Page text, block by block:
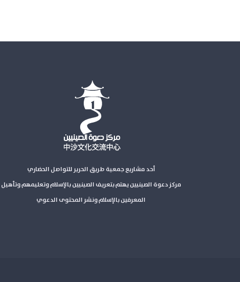
أحد مشاريع جمعية طريق الحرير للتواصل الحضاري
مركز دعوة الصينيين يهتم بتعريف الصينيين بالإسلام وتعليمهم وتأهيل
المعرفين بالإسلام ونشر المحتوى الدعوي